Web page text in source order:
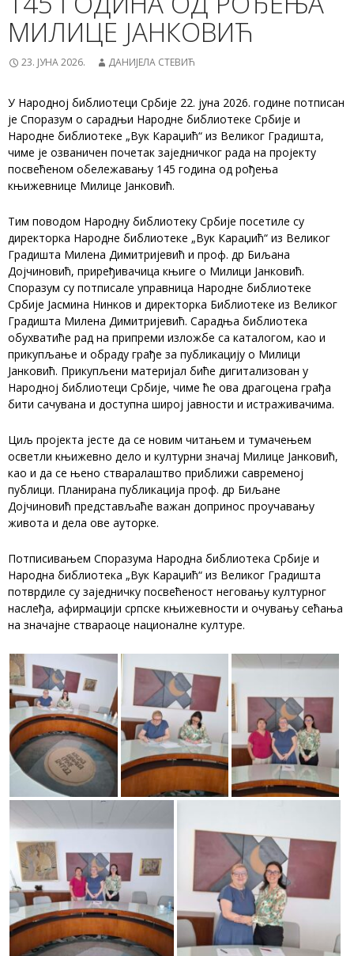
МИЛИЦЕ ЈАНКОВИЋ
23. ЈУНА 2026. ДАНИЈЕЛА СТЕВИЋ
У Народној библиотеци Србије 22. јуна 2026. године потписан
је Споразум о сарадњи Народне библиотеке Србије и
Народне библиотеке „Вук Караџић“ из Великог Градишта,
чиме је озваничен почетак заједничког рада на пројекту
посвећеном обележавању 145 година од рођења
књижевнице Милице Јанковић.
Тим поводом Народну библиотеку Србије посетиле су
директорка Народне библиотеке „Вук Караџић“ из Великог
Градишта Милена Димитријевић и проф. др Биљана
Дојчиновић, приређивачица књиге о Милици Јанковић.
Споразум су потписале управница Народне библиотеке
Србије Јасмина Нинков и директорка Библиотеке из Великог
Градишта Милена Димитријевић. Сарадња библиотека
обухватиће рад на припреми изложбе са каталогом, као и
прикупљање и обраду грађе за публикацију о Милици
Јанковић. Прикупљени материјал биће дигитализован у
Народној библиотеци Србије, чиме ће ова драгоцена грађа
бити сачувана и доступна широј јавности и истраживачима.
Циљ пројекта јесте да се новим читањем и тумачењем
осветли књижевно дело и културни значај Милице Јанковић,
као и да се њено стваралаштво приближи савременој
публици. Планирана публикација проф. др Биљане
Дојчиновић представљаће важан допринос проучавању
живота и дела ове ауторке.
Потписивањем Споразума Народна библиотека Србије и
Народна библиотека „Вук Караџић“ из Великог Градишта
потврдиле су заједничку посвећеност неговању културног
наслеђа, афирмацији српске књижевности и очувању сећања
на значајне ствараоце националне културе.